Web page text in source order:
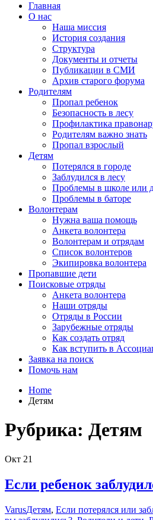
Главная
О нас
Наша миссия
История создания
Структура
Документы и отчеты
Публикации в СМИ
Архив старого форума
Родителям
Пропал ребенок
Безопасность в лесу
Профилактика
Родителям важно знать
Пропал взрослый
Детям
Потерялся в городе
Заблудился в лесу
Проблемы в школе или
Проблемы в баторе
Волонтерам
Нужна ваша помощь
Анкета волонтера
Волонтерам и отрядам
Список волонтеров
Экипировка волонтера
Пропавшие дети
Поисковые отряды
Анкета волонтера
Наши отряды
Отряды в России
Зарубежные отряды
Как создать отряд
Как вступить в
Заявка на поиск
Помочь нам
Home
Детям
Рубрика: Детям
Окт 21
Если ребенок
VarusДетям, Если потерялся или